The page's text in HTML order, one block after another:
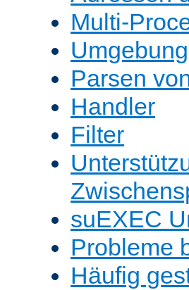
Multi-
Parsen
Handler
Filter
suEXEC
Probleme
Häufig